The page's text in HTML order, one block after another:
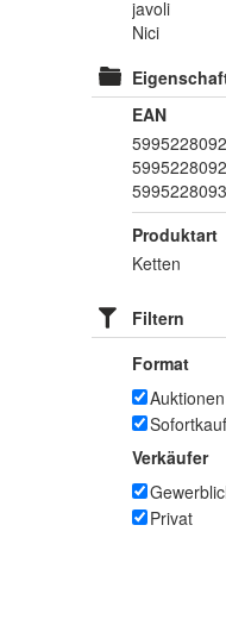
javoli
Nici
EAN
Produktart
Ketten
Filtern
Format
Auktionen
Sofortkauf
Verkäufer
Privat